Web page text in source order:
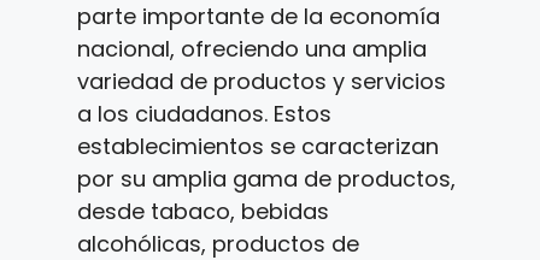
parte importante de la economía
nacional, ofreciendo una amplia
variedad de productos y servicios
a los ciudadanos. Estos
establecimientos se caracterizan
por su amplia gama de productos,
desde tabaco, bebidas
alcohólicas, productos de